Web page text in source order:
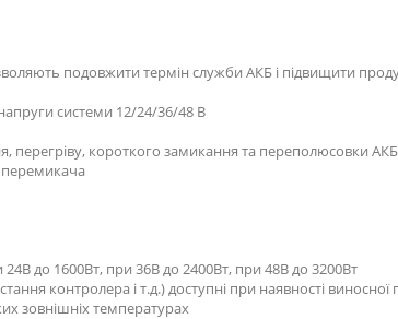
подовжити термін служби АКБ і підвищити
системи 12/24/36/48 В
короткого замикання та переполюсовки АКБ
перемикача
до 1600Вт, при 36В до 2400Вт, при 48В до 3200Вт
контролера і т.д.) доступні при наявності виносної
зовнішніх температурах